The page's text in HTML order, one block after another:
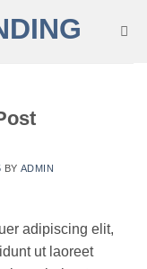
BY ADMIN
adipiscing elit,
ut laoreet